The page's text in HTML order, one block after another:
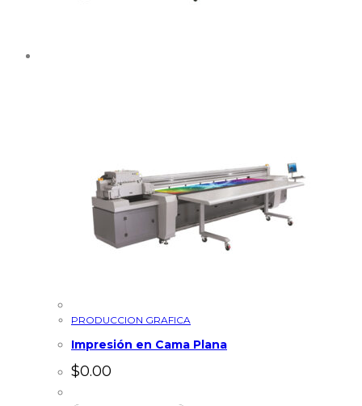
PRODUCCION GRAFICA
Impresión en Cama Plana
$0.00